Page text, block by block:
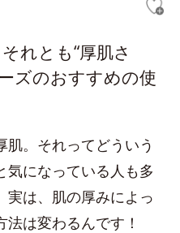
れとも“厚肌さ
ズのおすすめの使
肌。それってどういう
気になっている人も多
実は、肌の厚みによっ
法は変わるんです！